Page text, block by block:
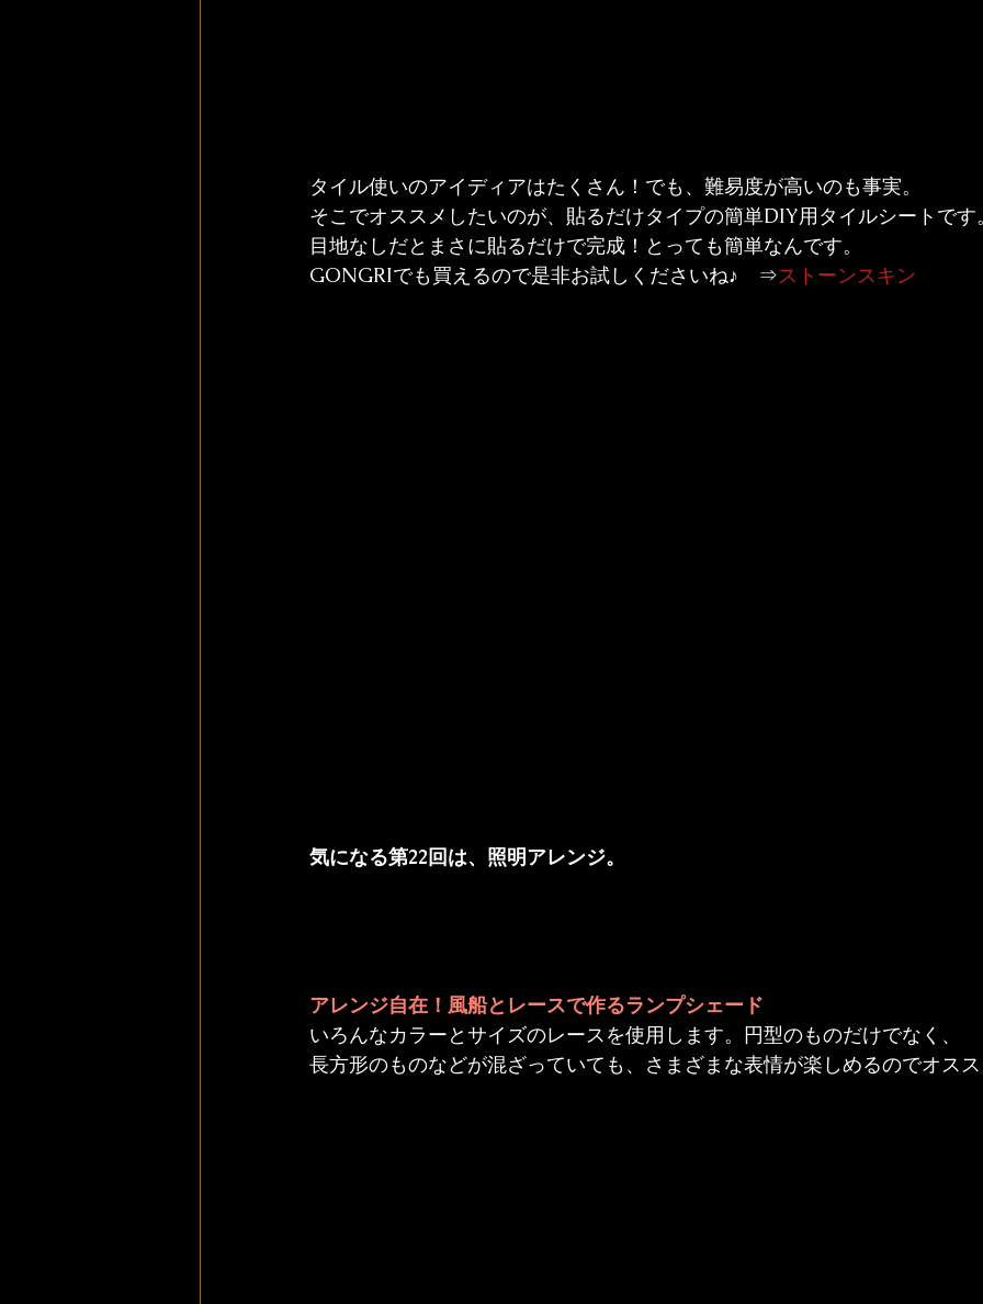
タイル使いのアイディアはたくさん！でも、難易度が高いのも事実。
そこでオススメしたいのが、貼るだけタイプの簡単DIY用タイルシートです
目地なしだとまさに貼るだけで完成！とっても簡単なんです。
GONGRIでも買えるので是非お試しくださいね♪　⇒ストーンスキン
気になる第22回は、照明アレンジ。
アレンジ自在！風船とレースで作るランプシェード
いろんなカラーとサイズのレースを使用します。円型のものだけでなく、
長方形のものなどが混ざっていても、さまざまな表情が楽しめるのでオス